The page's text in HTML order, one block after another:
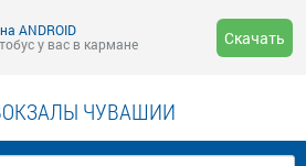
ANDROID
у вас в кармане
Скачать
ЧУВАШИИ